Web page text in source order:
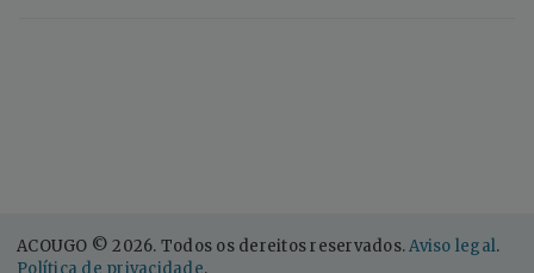
ACOUGO © 2026. Todos os dereitos reservados.Aviso legal.
Política de privacidade.